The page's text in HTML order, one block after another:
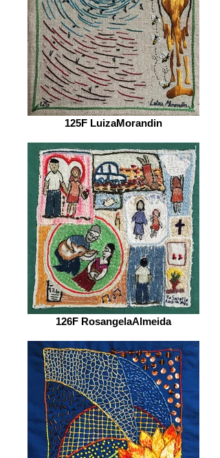
125F LuizaMorandin
126F RosangelaAlmeida